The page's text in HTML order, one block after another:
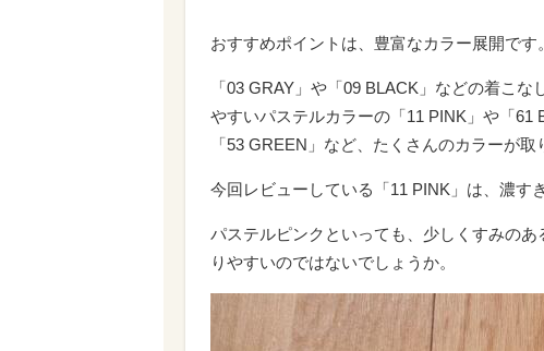
おすすめポイントは、豊富なカラー展開です。
「03 GRAY」や「09 BLACK」などの着こ
やすいパステルカラーの「11 PINK」や「61
「53 GREEN」など、たくさんのカラーが取
今回レビューしている「11 PINK」は、濃す
パステルピンクといっても、少しくすみの
りやすいのではないでしょうか。